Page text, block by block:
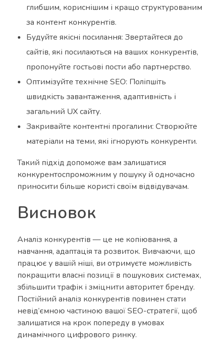
глибшим, кориснішим і кращо структурованим
за контент конкурентів.
Будуйте якісні посилання: Звертайтеся до
сайтів, які посилаються на ваших конкурентів,
пропонуйте гостьові пости або партнерство.
Оптимізуйте технічне SEO: Поліпшіть
швидкість завантаження, адаптивність і
загальний UX сайту.
Закривайте контентні прогалини: Створюйте
матеріали на теми, які ігнорують конкуренти.
Такий підхід допоможе вам залишатися
конкурентоспроможним у пошуку й одночасно
приносити більше користі своїм відвідувачам.
Висновок
Аналіз конкурентів — це не копіювання, а
навчання, адаптація та розвиток. Вивчаючи, що
працює у вашій ніші, ви отримуєте можливість
покращити власні позиції в пошукових системах,
збільшити трафік і зміцнити авторитет бренду.
Постійний аналіз конкурентів повинен стати
невід’ємною частиною вашої SEO-стратегії, щоб
залишатися на крок попереду в умовах
динамічного цифрового ринку.